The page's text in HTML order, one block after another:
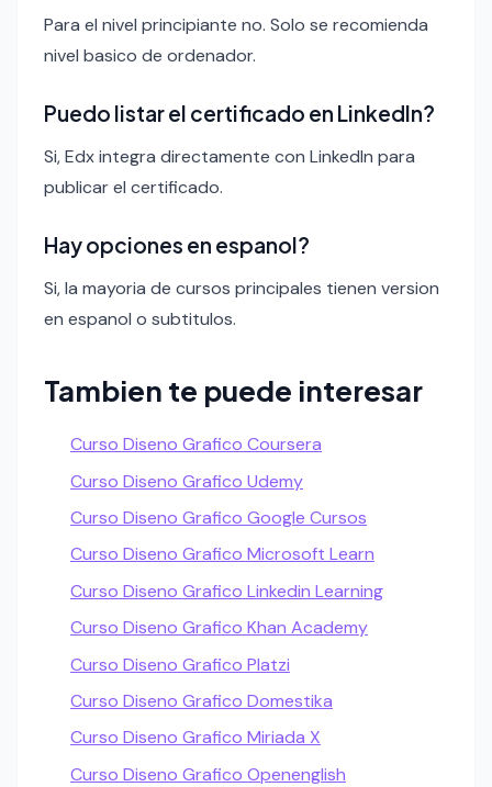
Para el nivel principiante no. Solo se recomienda
nivel basico de ordenador.
Puedo listar el certificado en LinkedIn?
Si, Edx integra directamente con LinkedIn para
publicar el certificado.
Hay opciones en espanol?
Si, la mayoria de cursos principales tienen version
en espanol o subtitulos.
Tambien te puede interesar
Curso Diseno Grafico Coursera
Curso Diseno Grafico Udemy
Curso Diseno Grafico Google Cursos
Curso Diseno Grafico Microsoft Learn
Curso Diseno Grafico Linkedin Learning
Curso Diseno Grafico Khan Academy
Curso Diseno Grafico Platzi
Curso Diseno Grafico Domestika
Curso Diseno Grafico Miriada X
Curso Diseno Grafico Openenglish